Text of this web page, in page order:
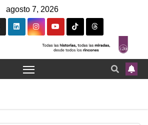
agosto 7, 2026